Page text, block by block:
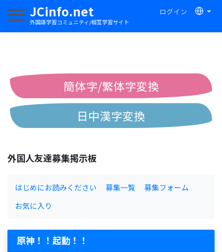
JCinfo.net
外国語学習コミュニティ/相互学習サイト
ログイン
ナビゲーションを切り替える
簡体字/繁体字変換
日中漢字変換
外国人友達募集掲示板
はじめにお読みください 募集一覧
募集フォーム
お気に入り
原神！！起動！！